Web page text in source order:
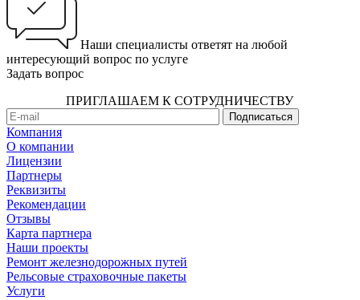
Наши специалисты ответят на любой
интересующий вопрос по услуге
Задать вопрос
ПРИГЛАШАЕМ К СОТРУДНИЧЕСТВУ
Компания
О компании
Лицензии
Партнеры
Реквизиты
Рекомендации
Отзывы
Карта партнера
Наши проекты
Ремонт железнодорожных путей
Рельсовые страховочные пакеты
Услуги